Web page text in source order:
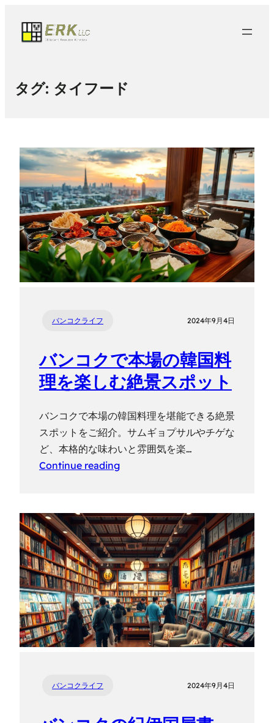
タグ: タイフード
バンコクライフ 2024年9月4日
バンコクで本場の韓国料
理を楽しむ絶景スポット
バンコクで本場の韓国料理を堪能できる絶景
スポットをご紹介。サムギョプサルやチゲな
ど、本格的な味わいと雰囲気を楽…
Continue reading
バンコクライフ 2024年9月4日